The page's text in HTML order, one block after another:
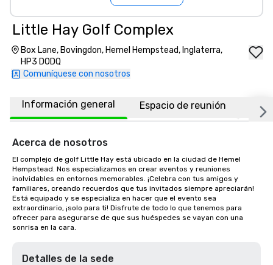
Little Hay Golf Complex
Box Lane, Bovingdon, Hemel Hempstead, Inglaterra,
HP3 DODQ
Comuníquese con nosotros
Información general Espacio de reunión
Acerca de nosotros
El complejo de golf Little Hay está ubicado en la ciudad de Hemel
Hempstead. Nos especializamos en crear eventos y reuniones
inolvidables en entornos memorables. ¡Celebra con tus amigos y
familiares, creando recuerdos que tus invitados siempre apreciarán!
Está equipado y se especializa en hacer que el evento sea
extraordinario, ¡solo para ti! Disfrute de todo lo que tenemos para
ofrecer para asegurarse de que sus huéspedes se vayan con una
sonrisa en la cara.
Detalles de la sede